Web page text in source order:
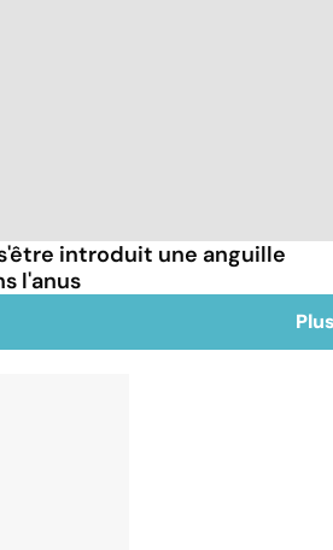
introduit une anguille
l'anus